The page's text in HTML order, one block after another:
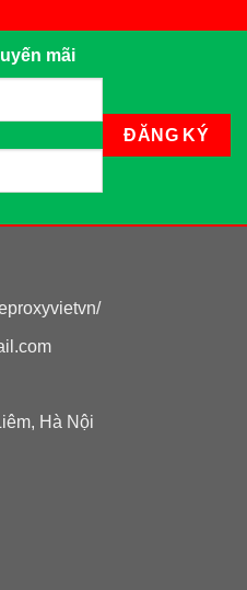
mãi
Hà Nội